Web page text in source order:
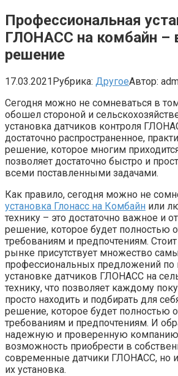
Профессиональная
ГЛОНАСС на комбайн –
решение
17.03.2021Рубрика: ДругоеАвтор:
Сегодня можно не сомневаться в
обошел стороной и
установка датчиков контроля
достаточно распространенное,
решение, которое многим
позволяет достаточно быстро и
всеми поставленными задачами.
Как правило, сегодня можно не
установка Глонасс на Комбайн или
технику – это достаточно важное и
решение, которое будет полностью
требованиям и предпочтениям. Стоит
рынке присутствует множество
профессиональных предложений по
установке датчиков ГЛОНАСС на
технику, что позволяет каждому
просто находить и подбирать для
решение, которое будет полностью
требованиям и предпочтениям. И
надежную и проверенную компанию
возможность приобрести в
современные датчики ГЛОНАСС, но
их установка.